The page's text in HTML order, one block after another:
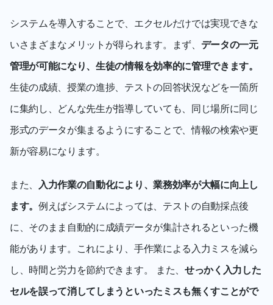
システムを導入することで、エクセルだけでは実現できな
いさまざまなメリットが得られます。まず、 データの一元
管理が可能になり、生徒の情報を効率的に管理できます。
生徒の成績、授業の進捗、テストの回答状況などを一箇所
に集約し、どんな先生が指導していても、同じ場所に同じ
形式のデータが集まるようにすることで、情報の検索や更
新が容易になります。
また、
入力作業の自動化により、業務効率が大幅に向上し
ます。例えばシステムによっては、テストの自動採点後
に、そのまま自動的に成績データが集計されるといった機
能があります。これにより、手作業による入力ミスを減ら
し、時間と労力を節約できます。 また、 せっかく入力した
セルを誤って消してしまうといったミスも無くすことがで